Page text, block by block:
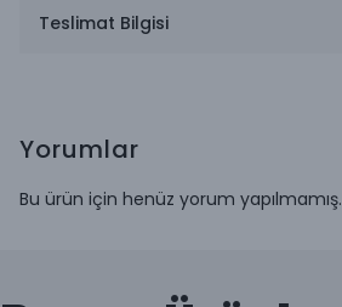
Teslimat Bilgisi
Yorumlar
Bu ürün için henüz yorum yapılmamış.